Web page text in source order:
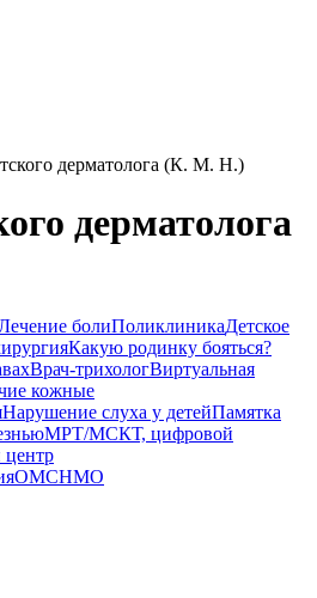
дерматолога (К. М. Н.)
дерматолога
болиПоликлиникаДетское
Какую родинку бояться?
Врач-трихологВиртуальная
кожные
Нарушение слуха у детейПамятка
МРТ/МСКТ, цифровой
центр
ОМСНМО